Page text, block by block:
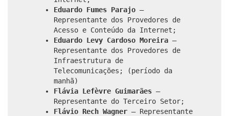
Eduardo Fumes Parajo –
Representante dos Provedores de
Acesso e Conteúdo da Internet;
Eduardo Levy Cardoso Moreira –
Representante dos Provedores de
Infraestrutura de
Telecomunicações; (período da
manhã)
Flávia Lefèvre Guimarães –
Representante do Terceiro Setor;
Flávio Rech Wagner – Representante